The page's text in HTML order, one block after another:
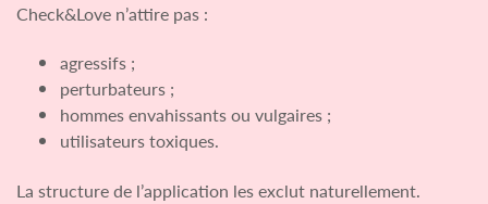
Check&Love n’attire pas :
agressifs ;
perturbateurs ;
hommes envahissants ou vulgaires ;
utilisateurs toxiques.
La structure de l’application les exclut naturellement.